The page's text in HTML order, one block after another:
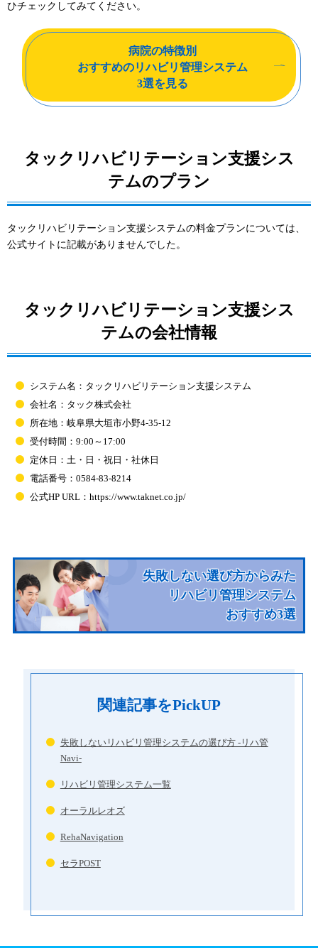
ひチェックしてみてください。
病院の特徴別
おすすめのリハビリ管理システム
3選を見る
タックリハビリテーション支援シス
テムのプラン
タックリハビリテーション支援システムの料金プランについては、
公式サイトに記載がありませんでした。
タックリハビリテーション支援シス
テムの会社情報
システム名：タックリハビリテーション支援システム
会社名：タック株式会社
所在地：岐阜県大垣市小野4-35-12
受付時間：9:00～17:00
定休日：土・日・祝日・社休日
電話番号：0584-83-8214
公式HP URL：https://www.taknet.co.jp/
失敗しない選び方からみた
リハビリ管理システム
おすすめ3選
関連記事をPickUP
失敗しないリハビリ管理システムの選び方 -リハ管
Navi-
リハビリ管理システム一覧
オーラルレオズ
RehaNavigation
セラPOST